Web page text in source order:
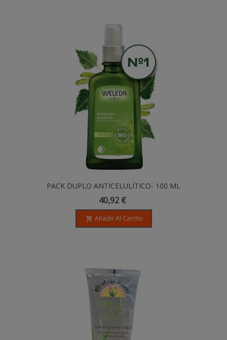
PACK DUPLO ANTICELULÍTICO- 100 ML
40,92 €
Añadir Al Carrito